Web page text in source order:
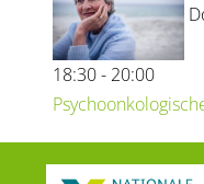
18:30 - 20:00